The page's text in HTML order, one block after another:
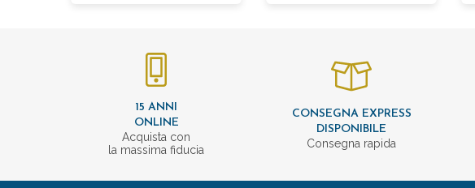
15 ANNI
ONLINE
Acquista con
la massima fiducia
CONSEGNA EXPRESS
DISPONIBILE
Consegna rapida